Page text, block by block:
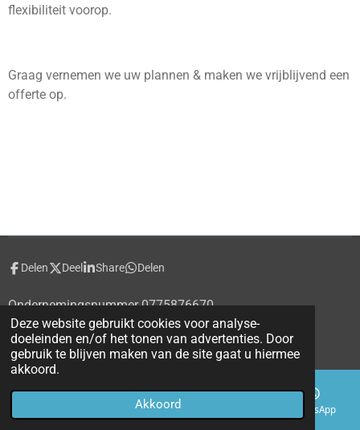
Deze website gebruikt cookies voor analyse-
doeleinden en/of het tonen van advertenties. Door
gebruik te blijven maken van de site gaat u hiermee
akkoord.
Akkoord
flexibiliteit voorop.
Graag vernemen we uw plannen & maken we vrijblijvend een
offerte op.
Delen Deel Share Delen
Ondernemingsnummer 0775876670
© 2020 - 2026 alecti.be
Powered byJouwWeb
Telefoonnummer WhatsApp